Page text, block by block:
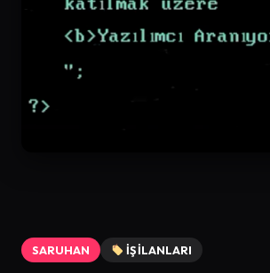
SARUHAN İŞ İLANLARI